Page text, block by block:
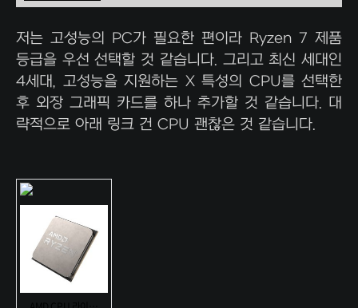
저는 고성능의 PC가 필요한 편이라 Ryzen 7 제품
등급을 우선 선택할 것 같습니다. 그리고 최신 세대인
4세대, 고성능을 지원하는 X 특성의 CPU를 선택한
후 외장 그래픽 카드를 하나 추가할 것 같습니다. 대
략적으로 아래 링크 건 CPU 괜찮은 것 같습니다.